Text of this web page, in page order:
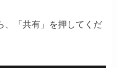
、「共有」を押してくだ